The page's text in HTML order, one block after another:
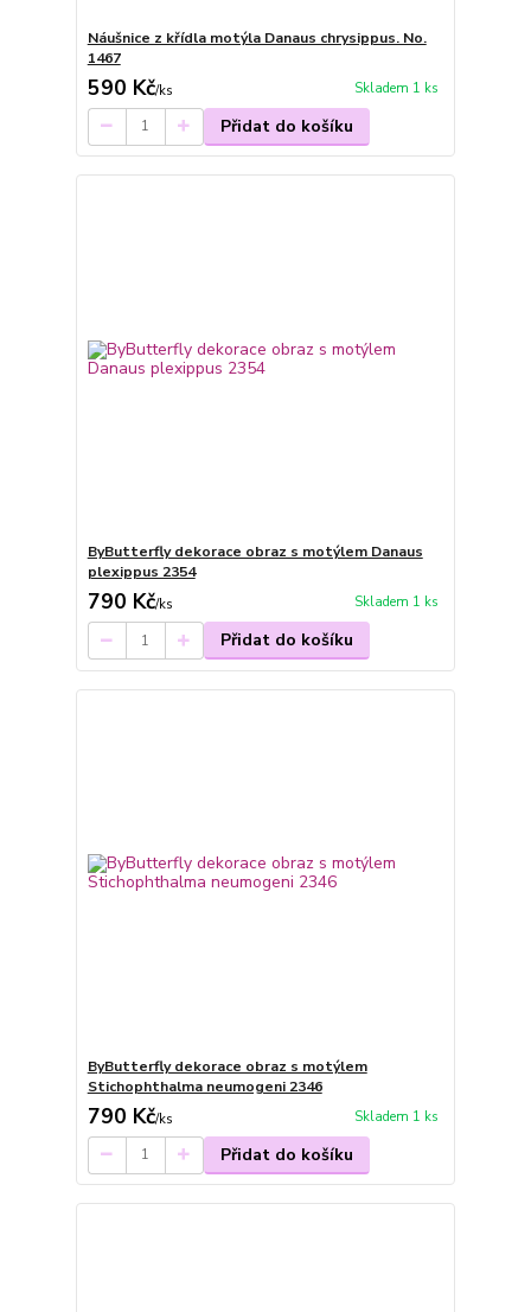
Náušnice z křídla motýla Danaus chrysippus. No.
1467
590 Kč/ks Skladem 1 ks
Přidat do košíku
ByButterfly dekorace obraz s motýlem Danaus
plexippus 2354
790 Kč/ks Skladem 1 ks
Přidat do košíku
ByButterfly dekorace obraz s motýlem
Stichophthalma neumogeni 2346
790 Kč/ks Skladem 1 ks
Přidat do košíku